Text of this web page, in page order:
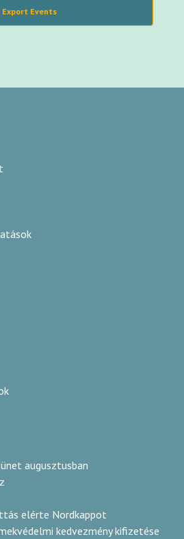
Export Events
augusztusban
elérte Nordkappot
kedvezmény kifizetése